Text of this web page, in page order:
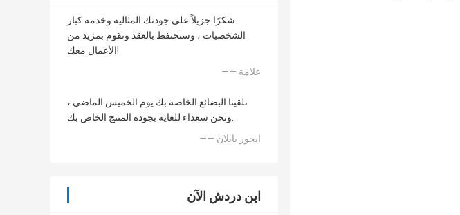
شكرًا جزيلاً على جودتك المثالية وخدمة كبار
الشخصيات ، وسنحتفظ بالعقد ونقوم بمزيد من
الأعمال معك!
—— علامة
تلقينا البضائع الخاصة بك يوم الخميس الماضي ،
ونحن سعداء للغاية بجودة المنتج الخاص بك.
—— ايجور بابلان
ابن دردش الآن